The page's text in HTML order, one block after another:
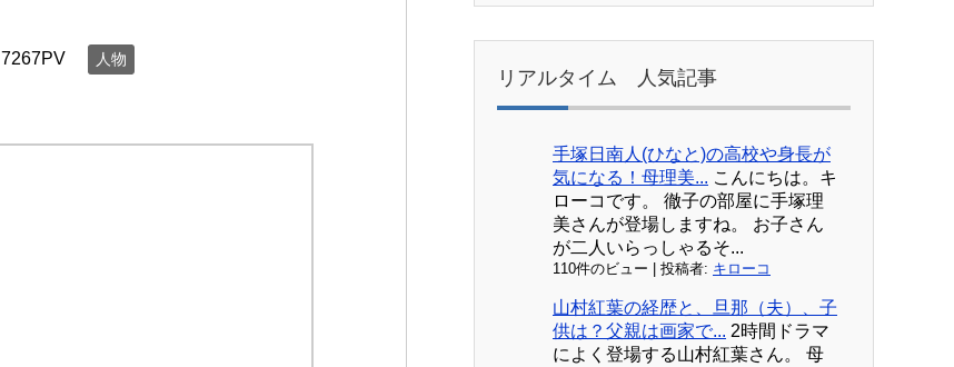
7267PV 人物
リアルタイム 人気記事
手塚日南人(ひなと)の高校や身長が
気になる！母理美... こんにちは。キ
ローコです。 徹子の部屋に手塚理
美さんが登場しますね。 お子さん
が二人いらっしゃるそ...
110件のビュー 投稿者: キローコ
山村紅葉の経歴と、旦那（夫）、子
供は？父親は画家で... 2時間ドラマ
によく登場する山村紅葉さん。 母